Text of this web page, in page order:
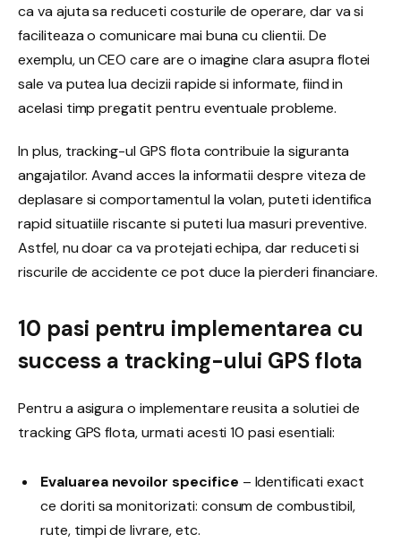
ca va ajuta sa reduceti costurile de operare, dar va si
faciliteaza o comunicare mai buna cu clientii. De
exemplu, un CEO care are o imagine clara asupra flotei
sale va putea lua decizii rapide si informate, fiind in
acelasi timp pregatit pentru eventuale probleme.
In plus, tracking-ul GPS flota contribuie la siguranta
angajatilor. Avand acces la informatii despre viteza de
deplasare si comportamentul la volan, puteti identifica
rapid situatiile riscante si puteti lua masuri preventive.
Astfel, nu doar ca va protejati echipa, dar reduceti si
riscurile de accidente ce pot duce la pierderi financiare.
10 pasi pentru implementarea cu
success a tracking-ului GPS flota
Pentru a asigura o implementare reusita a solutiei de
tracking GPS flota, urmati acesti 10 pasi esentiali:
Evaluarea nevoilor specifice – Identificati exact
ce doriti sa monitorizati: consum de combustibil,
rute, timpi de livrare, etc.